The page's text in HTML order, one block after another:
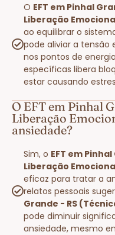
O EFT em Pinhal
Liberação
ao equilibrar o
pode aliviar a tensão
nos pontos de
específicas libera
estar causando
O EFT em Pinhal
Liberação
ansiedade?
Sim, o EFT em
Liberação
eficaz para tratar a
relatos pessoais
Grande - RS
pode diminuir
ansiedade, mesmo